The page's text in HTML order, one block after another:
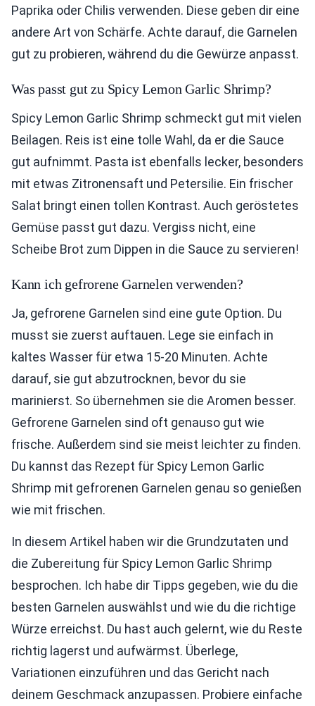
Paprika oder Chilis verwenden. Diese geben dir eine
andere Art von Schärfe. Achte darauf, die Garnelen
gut zu probieren, während du die Gewürze anpasst.
Was passt gut zu Spicy Lemon Garlic Shrimp?
Spicy Lemon Garlic Shrimp schmeckt gut mit vielen
Beilagen. Reis ist eine tolle Wahl, da er die Sauce
gut aufnimmt. Pasta ist ebenfalls lecker, besonders
mit etwas Zitronensaft und Petersilie. Ein frischer
Salat bringt einen tollen Kontrast. Auch geröstetes
Gemüse passt gut dazu. Vergiss nicht, eine
Scheibe Brot zum Dippen in die Sauce zu servieren!
Kann ich gefrorene Garnelen verwenden?
Ja, gefrorene Garnelen sind eine gute Option. Du
musst sie zuerst auftauen. Lege sie einfach in
kaltes Wasser für etwa 15-20 Minuten. Achte
darauf, sie gut abzutrocknen, bevor du sie
marinierst. So übernehmen sie die Aromen besser.
Gefrorene Garnelen sind oft genauso gut wie
frische. Außerdem sind sie meist leichter zu finden.
Du kannst das Rezept für Spicy Lemon Garlic
Shrimp mit gefrorenen Garnelen genau so genießen
wie mit frischen.
In diesem Artikel haben wir die Grundzutaten und
die Zubereitung für Spicy Lemon Garlic Shrimp
besprochen. Ich habe dir Tipps gegeben, wie du die
besten Garnelen auswählst und wie du die richtige
Würze erreichst. Du hast auch gelernt, wie du Reste
richtig lagerst und aufwärmst. Überlege,
Variationen einzuführen und das Gericht nach
deinem Geschmack anzupassen. Probiere einfache